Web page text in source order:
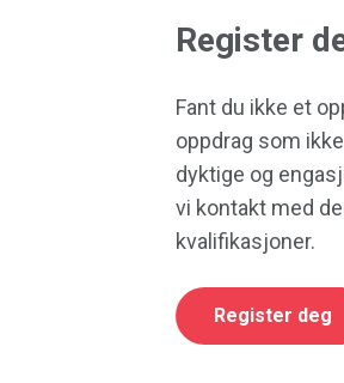
Register
Fant du ikke et
oppdrag som
dyktige og
vi kontakt med
kvalifikasjoner.
Register deg